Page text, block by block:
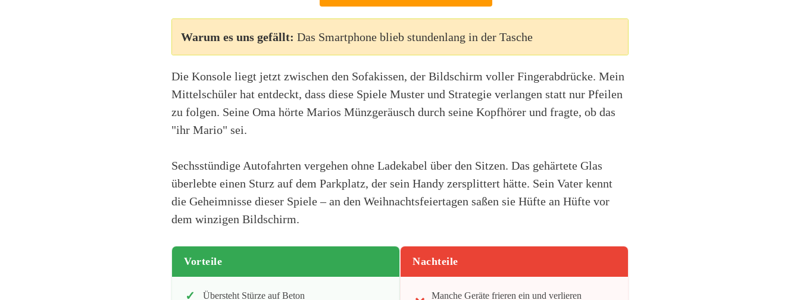
Warum es uns gefällt: Das Smartphone blieb stundenlang in der Tasche
Die Konsole liegt jetzt zwischen den Sofakissen, der Bildschirm voller Fingerabdrücke. Mein
Mittelschüler hat entdeckt, dass diese Spiele Muster und Strategie verlangen statt nur Pfeilen
zu folgen. Seine Oma hörte Marios Münzgeräusch durch seine Kopfhörer und fragte, ob das
"ihr Mario" sei.
Sechsstündige Autofahrten vergehen ohne Ladekabel über den Sitzen. Das gehärtete Glas
überlebte einen Sturz auf dem Parkplatz, der sein Handy zersplittert hätte. Sein Vater kennt
die Geheimnisse dieser Spiele – an den Weihnachtsfeiertagen saßen sie Hüfte an Hüfte vor
dem winzigen Bildschirm.
Vorteile
Übersteht Stürze auf Beton
Nachteile
Manche Geräte frieren ein und verlieren